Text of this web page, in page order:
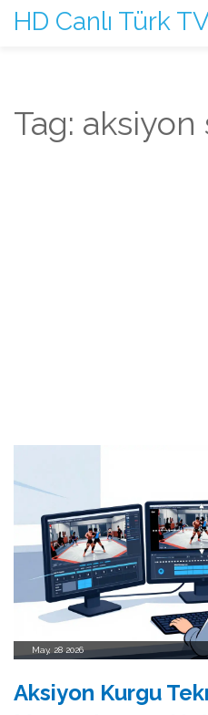
HD Canlı Türk
Tag:
May, 28 2026
Aksiyon Kurgu